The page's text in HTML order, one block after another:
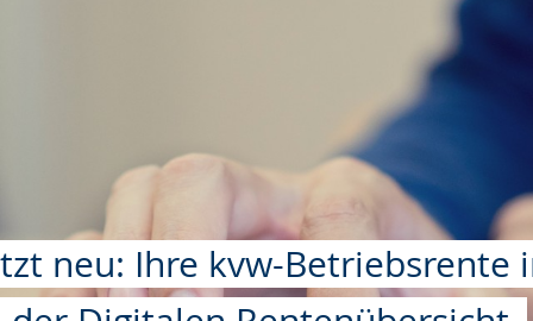
neu: Ihre kvw-Betriebsrente